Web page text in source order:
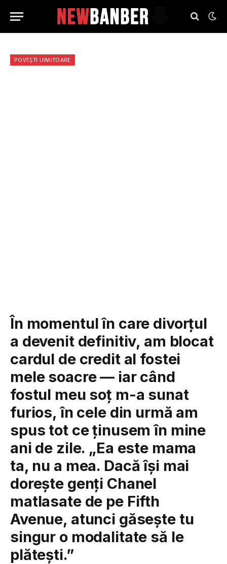
POVEȘTI UIMITOARE
În momentul în care divorțul
a devenit definitiv, am blocat
cardul de credit al fostei
mele soacre — iar când
fostul meu soț m-a sunat
furios, în cele din urmă am
spus tot ce ținusem în mine
ani de zile. „Ea este mama
ta, nu a mea. Dacă își mai
dorește genți Chanel
matlasate de pe Fifth
Avenue, atunci găsește tu
singur o modalitate să le
plătești.”